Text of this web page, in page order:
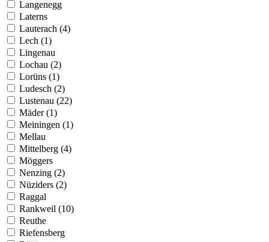
Langenegg
Laterns
Lauterach (4)
Lech (1)
Lingenau
Lochau (2)
Lorüns (1)
Ludesch (2)
Lustenau (22)
Mäder (1)
Meiningen (1)
Mellau
Mittelberg (4)
Möggers
Nenzing (2)
Nüziders (2)
Raggal
Rankweil (10)
Reuthe
Riefensberg